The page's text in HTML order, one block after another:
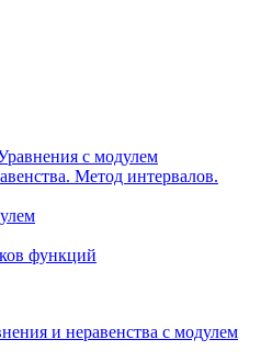
с модулем
Метод интервалов.
функций
и неравенства с модулем